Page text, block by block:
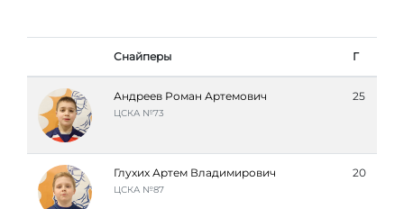
Снайперы Г
Андреев Роман Артемович
ЦСКА №73
25
Глухих Артем Владимирович
ЦСКА №87
20